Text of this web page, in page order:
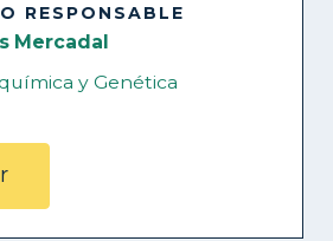
RESPONSABLE
Mercadal
y Genética